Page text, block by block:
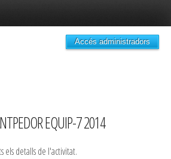
Accés administradors
EQUIP-7 2014
els detalls de l'activitat.